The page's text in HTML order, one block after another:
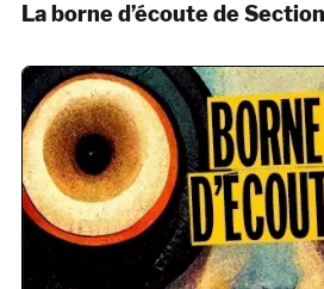
La borne d’écoute de